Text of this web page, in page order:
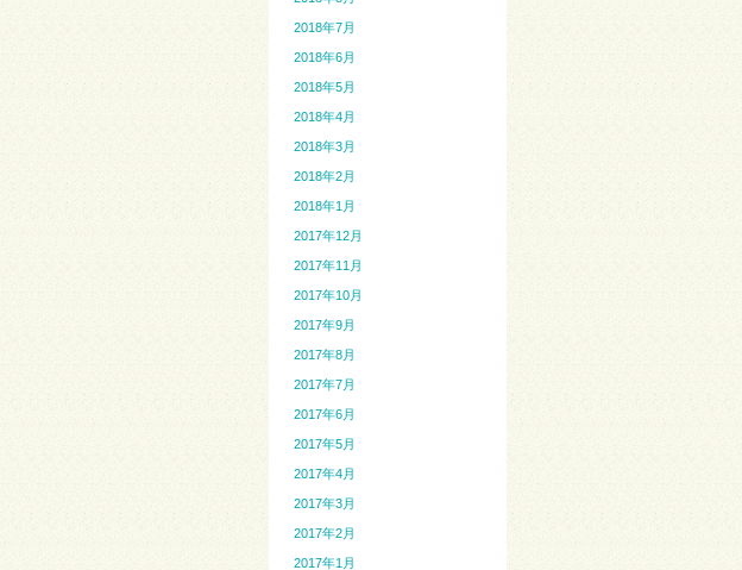
2018年7月
2018年6月
2018年5月
2018年4月
2018年3月
2018年2月
2018年1月
2017年12月
2017年11月
2017年10月
2017年9月
2017年8月
2017年7月
2017年6月
2017年5月
2017年4月
2017年3月
2017年2月
2017年1月